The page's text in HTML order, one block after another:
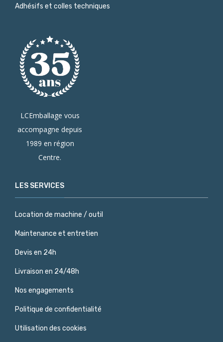
Adhésifs et colles techniques
LCEmballage vous
accompagne depuis
1989 en région
Centre.
LES SERVICES
Location de machine / outil
Maintenance et entretien
Devis en 24h
Livraison en 24/48h
Nos engagements
Politique de confidentialité
Utilisation des cookies